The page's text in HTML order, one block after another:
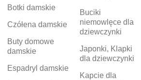
Botki damskie
Czółena damskie
Buty domowe
damskie
Espadryl damskie
Buciki
niemowlęce dla
dziewczynki
Japonki, Klapki
dla dziewczynki
Kapcie dla